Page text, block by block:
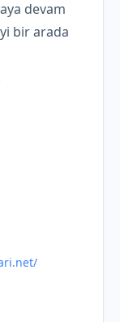
devam
bir arada